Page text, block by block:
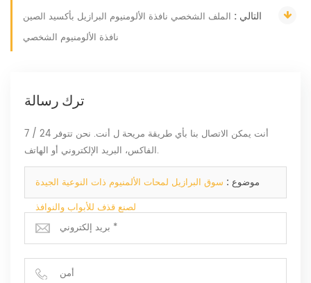
التالي : الملف الشخصي نافذة الألومنيوم البرازيل بأكسيد الصين
نافذة الألومنيوم الشخصي
ترك رسالة
أنت يمكن الاتصال بنا بأي طريقة مريحة ل أنت. نحن تتوفر 24 / 7
الفاكس، البريد الإلكتروني أو الهاتف.
موضوع : سوق البرازيل لمحات الألمنيوم ذات النوعية الجيدة
لصنع قذف للأبواب والنوافذ